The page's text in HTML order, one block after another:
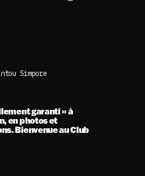
Simpore
garanti » à
en photos et
Bienvenue au Club